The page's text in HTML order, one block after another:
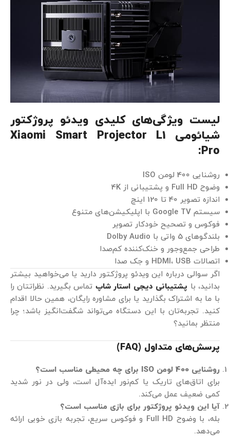
لیست ویژگی‌های کلیدی ویدئو پروژکتور
شیائومی Xiaomi Smart Projector L1
Pro
:
روشنایی 400 لومن ISO
وضوح Full HD و پشتیبانی از 4K
اندازه تصویر 40 تا 120 اینچ
سیستم Google TV با اپلیکیشن‌های متنوع
فوکوس و تصحیح خودکار تصویر
بلندگوهای 5 واتی با Dolby Audio
طراحی جمع‌وجور و خنک‌کننده کم‌صدا
اتصالات HDMI، USB و جک صدا
اگر سوالی درباره این ویدئو پروژکتور دارید یا می‌خواهید بیشتر
بدانید، با پشتیبانی دیجی استار شاپ تماس بگیرید. نظراتتان را
با ما به اشتراک بگذارید یا برای مشاوره رایگان، همین حالا اقدام
کنید. تجربه‌تان با این دستگاه می‌تواند شگفت‌انگیز باشد؛ چرا
منتظر بمانید؟
پرسش‌های متداول (FAQ
)
روشنایی 400 لومن
برای چه محیطی مناسب است؟
برای اتاق‌های تاریک یا کم‌نور ایده‌آل است، ولی در نور شدید
کمی ضعیف عمل می‌کند.
آیا این ویدئو پروژکتور برای بازی مناسب است؟
بله، با وضوح Full HD و فوکوس سریع، تجربه بازی خوبی ارائه
می‌دهد.